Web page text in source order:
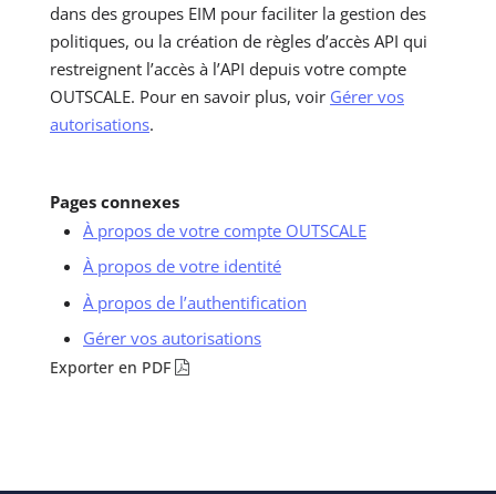
dans des groupes EIM pour faciliter la gestion des
politiques, ou la création de règles d’accès API qui
restreignent l’accès à l’API depuis votre compte
OUTSCALE. Pour en savoir plus, voir Gérer vos
autorisations.
Pages connexes
À propos de votre compte OUTSCALE
À propos de votre identité
À propos de l’authentification
Gérer vos autorisations
Exporter en PDF